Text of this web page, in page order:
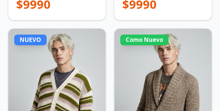
$9990 $9990
NUEVO Como Nuevo